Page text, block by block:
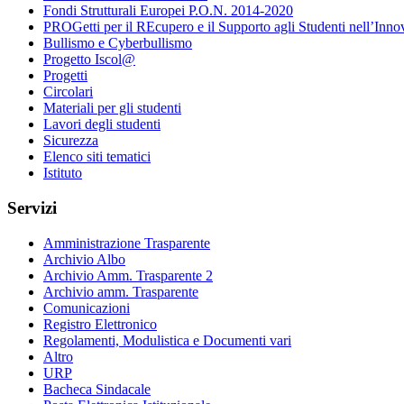
Fondi Strutturali Europei P.O.N. 2014-2020
PROGetti per il REcupero e il Supporto agli Studenti
Bullismo e Cyberbullismo
Progetto Iscol@
Progetti
Circolari
Materiali per gli studenti
Lavori degli studenti
Sicurezza
Elenco siti tematici
Istituto
Servizi
Amministrazione Trasparente
Archivio Albo
Archivio Amm. Trasparente 2
Archivio amm. Trasparente
Comunicazioni
Registro Elettronico
Regolamenti, Modulistica e Documenti vari
Altro
URP
Bacheca Sindacale